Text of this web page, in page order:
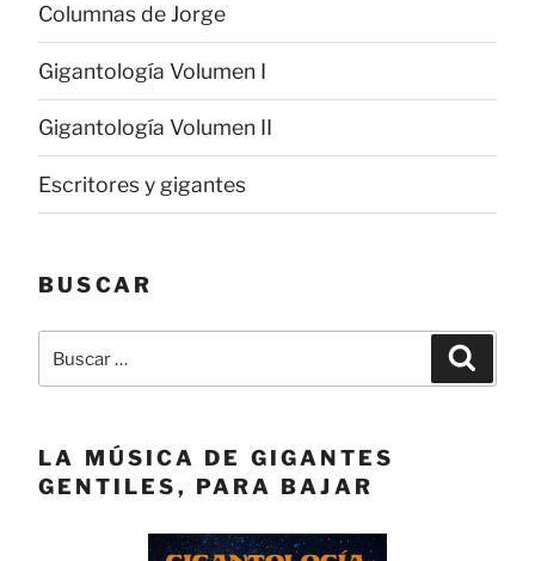
Columnas de Jorge
Gigantología Volumen I
Gigantología Volumen II
Escritores y gigantes
BUSCAR
Buscar
LA MÚSICA DE GIGANTES
GENTILES, PARA BAJAR